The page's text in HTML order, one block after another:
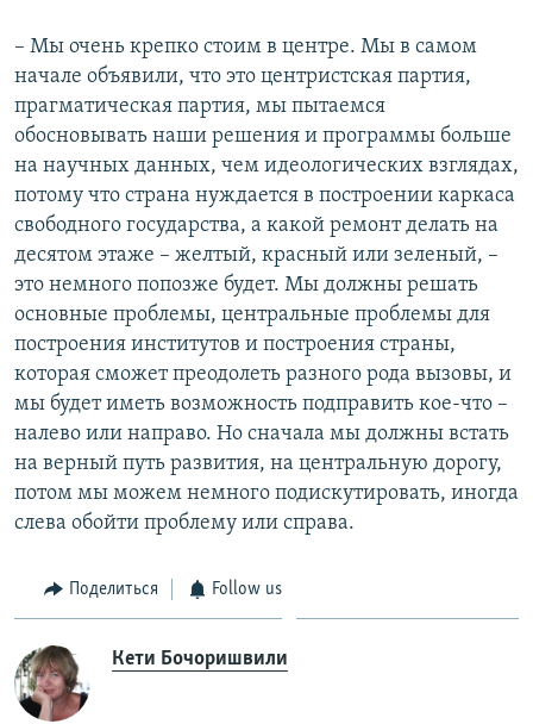
– Мы очень крепко стоим в центре. Мы в самом
начале объявили, что это центристская партия,
прагматическая партия, мы пытаемся
обосновывать наши решения и программы больше
на научных данных, чем идеологических взглядах,
потому что страна нуждается в построении каркаса
свободного государства, а какой ремонт делать на
десятом этаже – желтый, красный или зеленый, –
это немного попозже будет. Мы должны решать
основные проблемы, центральные проблемы для
построения институтов и построения страны,
которая сможет преодолеть разного рода вызовы, и
мы будет иметь возможность подправить кое-что –
налево или направо. Но сначала мы должны встать
на верный путь развития, на центральную дорогу,
потом мы можем немного подискутировать, иногда
слева обойти проблему или справа.
Поделиться Follow us
Кети Бочоришвили